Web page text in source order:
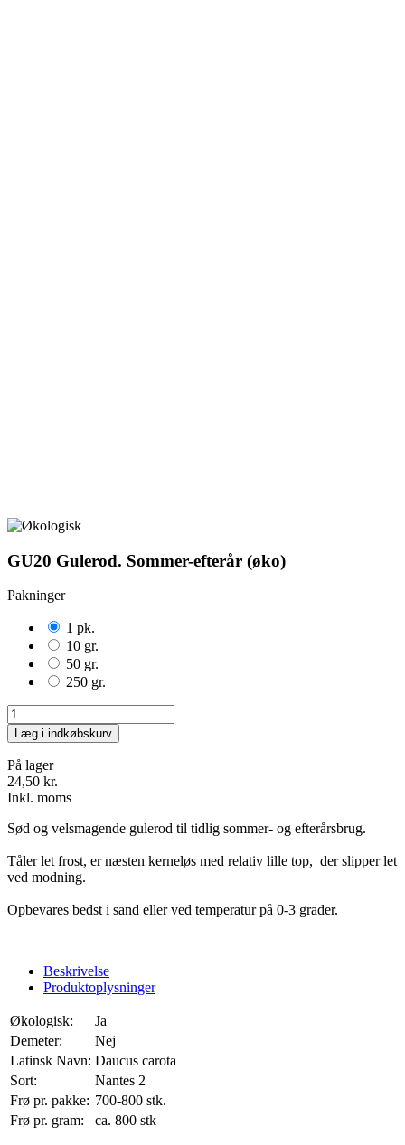
GU20 Gulerod. Sommer-efterår (øko)
Pakninger
1 pk.
10 gr.
50 gr.
250 gr.
Læg i indkøbskurv
På lager
24,50 kr.
Inkl. moms
Sød og velsmagende gulerod til tidlig sommer- og efterårsbrug.
Tåler let frost, er næsten kerneløs med relativ lille top, der slipper let
ved modning.
Opbevares bedst i sand eller ved temperatur på 0-3 grader.
Beskrivelse
Produktoplysninger
Økologisk:
Ja
Demeter:
Nej
Latinsk Navn: Daucus carota
Sort:
Nantes 2
Frø pr. pakke: 700-800 stk.
Frø pr. gram:
ca. 800 stk